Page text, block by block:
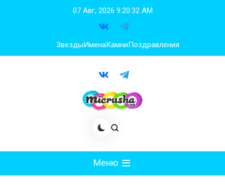
07 Авг, 2026 9:20:33 AM
ЗвездыИменаКамниПоздравления
Меню